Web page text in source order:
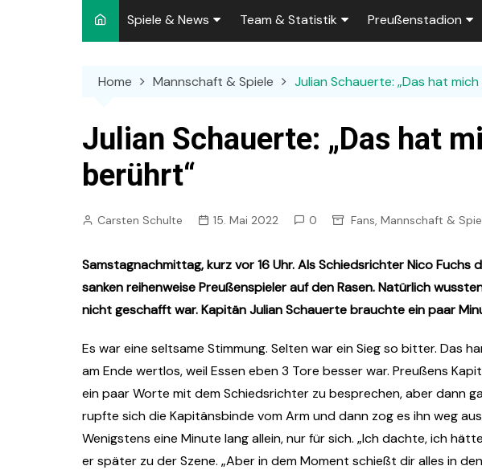
Spiele & News
Team-News
Punktspiele
Testspiele
Archiv
Spielplan 2025/2026
Team & Statistik
Sperren und Ausfälle
Zuschauer-Statistik
Preußen-Bilanz
Ewige Tabellen
DFB-Strafen
Preußenstadion
Fragen und
Stadionumbau ab
Das aktuelle
Bau der
Home Mannschaft & Spiele Julian Schauerte: „Das hat
Julian Schauerte: „Das hat
berührt“
Carsten Schulte 15. Mai 2022 0 Fans, Mannschaft &
Samstagnachmittag, kurz vor 16 Uhr. Als Schiedsrichter Nico Fuchs
sanken reihenweise Preußenspieler auf den Rasen. Natürlich
nicht geschafft war. Kapitän Julian Schauerte brauchte ein paar
Es war eine seltsame Stimmung. Selten war ein Sieg so bitter. Das
am Ende wertlos, weil Essen eben 3 Tore besser war. Preußens
ein paar Worte mit dem Schiedsrichter zu besprechen, aber dann
rupfte sich die Kapitänsbinde vom Arm und dann zog es ihn weg
Wenigstens eine Minute lang allein, nur für sich. „Ich dachte, ich
er später zu der Szene. „Aber in dem Moment schießt dir alles in